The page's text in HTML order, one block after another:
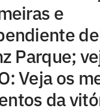
e
Parque;
Veja os
da